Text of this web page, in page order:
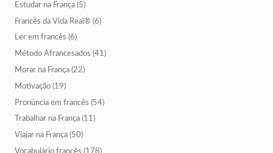
Estudar na França (5)
Francês da Vida Real® (6)
Ler em francês (6)
Método Afrancesados (41)
Morar na França (22)
Motivação (19)
Pronúncia em francês (54)
Trabalhar na França (11)
Viajar na França (50)